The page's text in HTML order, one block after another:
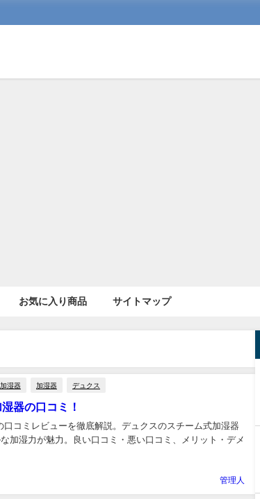
お気に入り商品 サイトマップ
湿器 加湿器 デュクス
器の口コミ！
口コミレビューを徹底解説。デュクスのスチーム式加湿器
加湿力が魅力。良い口コミ・悪い口コミ、メリット・デメ
管理人